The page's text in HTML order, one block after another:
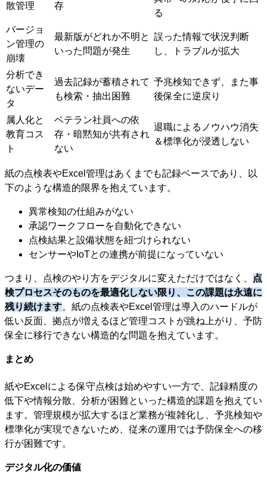
散管理 存
る
バージョ
ン管理の
崩壊
最新版がどれか不明と
いった問題が発生
誤った情報で状況判断
し、トラブルが拡大
分析でき
ないデー
タ
過去記録が蓄積されて
も検索・抽出困難
予兆検知できず、また事
後保全に逆戻り
属人化と
教育コス
ト
ベテラン社員への依
存・暗黙知が共有され
ない
退職によるノウハウ消失
＆標準化が浸透しない
紙の点検表やExcel管理はあくまでも記録ベースであり、以
下のような構造的限界を抱えています。
異常検知の仕組みがない
承認ワークフローを自動化できない
点検結果と設備状態を紐づけられない
センサーやIoTとの連携が前提になっていない
つまり、点検のやり方をデジタルに変えただけではなく、
点
検プロセスそのものを最適化しない限り、この課題は永遠に
残り続けます。紙の点検表やExcel管理は導入のハードルが
低い反面、拠点が増えるほど管理コストが跳ね上がり、予防
保全に移行できない構造的な問題を抱えています。
まとめ
紙やExcelによる保守点検は始めやすい一方で、記録精度の
低下や情報分散、分析が困難といった構造的課題を抱えてい
ます。管理規模が拡大するほど業務が複雑化し、予兆検知や
標準化が実現できないため、従来の運用では予防保全への移
行が困難です。
デジタル化の価値